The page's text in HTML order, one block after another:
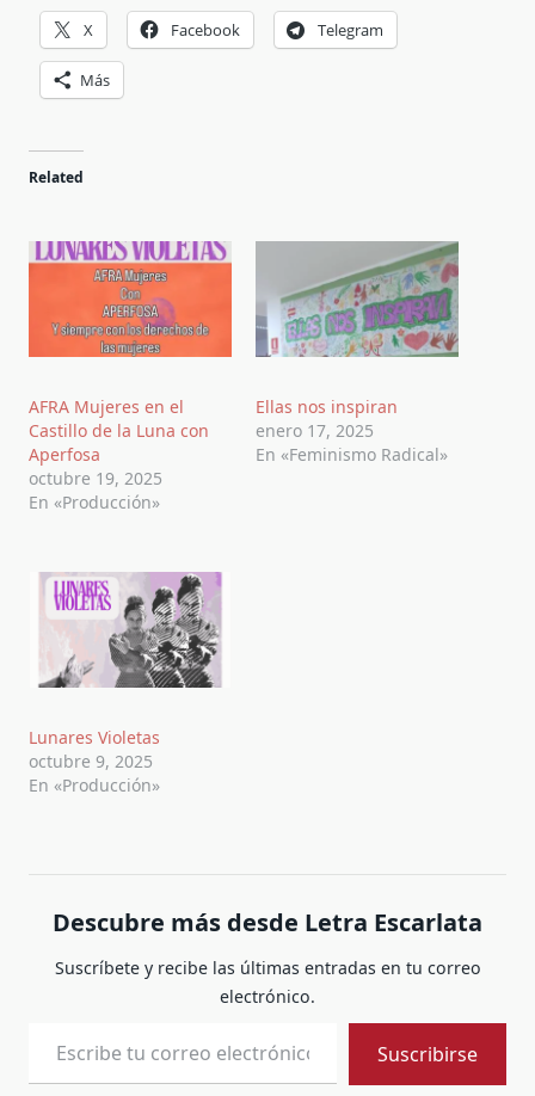
X Facebook Telegram
Más
Related
AFRA Mujeres en el
Castillo de la Luna con
Aperfosa
octubre 19, 2025
En «Producción»
Ellas nos inspiran
enero 17, 2025
En «Feminismo Radical»
Lunares Violetas
octubre 9, 2025
En «Producción»
Descubre más desde Letra Escarlata
Suscríbete y recibe las últimas entradas en tu correo
electrónico.
Suscribirse